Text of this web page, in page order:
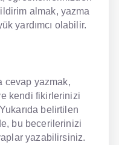
almak, yazma
yardımcı olabilir.
cevap yazmak,
kendi fikirlerinizi
belirtilen
bu becerilerinizi
yazabilirsiniz.